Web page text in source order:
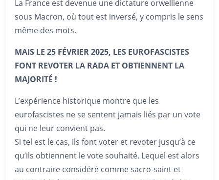
La France est devenue une dictature orwellienne
sous Macron, où tout est inversé, y compris le sens
même des mots.
MAIS LE 25 FÉVRIER 2025, LES EUROFASCISTES
FONT REVOTER LA RADA ET OBTIENNENT LA
MAJORITÉ !
L’expérience historique montre que les
eurofascistes ne se sentent jamais liés par un vote
qui ne leur convient pas.
Si tel est le cas, ils font voter et revoter jusqu’à ce
qu’ils obtiennent le vote souhaité. Lequel est alors
au contraire considéré comme sacro-saint et